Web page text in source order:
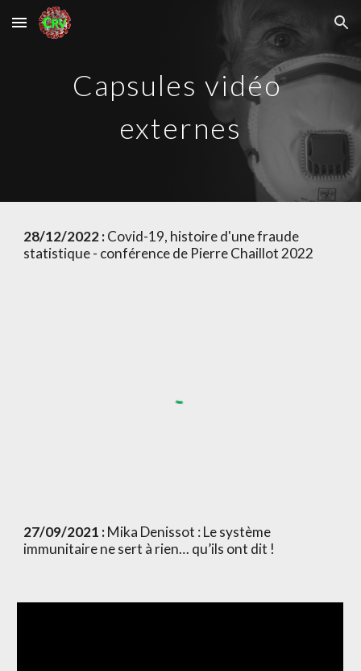
Skip to main content Skip to navigation
Capsules vidéo
externes
28/12/2022 : Covid-19, histoire d'une fraude
statistique - conférence de Pierre Chaillot 2022
27/09/2021 : Mika Denissot : Le système
immunitaire ne sert à rien… qu’ils ont dit !